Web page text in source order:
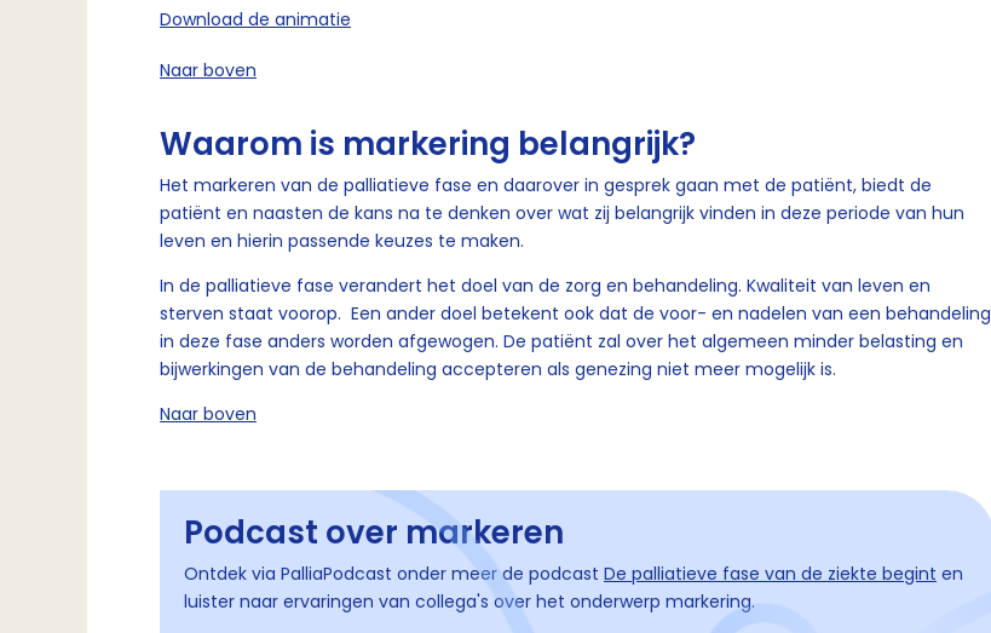
Download de animatie
Naar boven
Waarom is markering belangrijk?
Het markeren van de palliatieve fase en daarover in gesprek gaan met de patiënt, biedt de
patiënt en naasten de kans na te denken over wat zij belangrijk vinden in deze periode van hun
leven en hierin passende keuzes te maken.
In de palliatieve fase verandert het doel van de zorg en behandeling. Kwaliteit van leven en
sterven staat voorop. Een ander doel betekent ook dat de voor- en nadelen van een behandeling
in deze fase anders worden afgewogen. De patiënt zal over het algemeen minder belasting en
bijwerkingen van de behandeling accepteren als genezing niet meer mogelijk is.
Naar boven
Podcast over markeren
Ontdek via PalliaPodcast onder meer de podcast De palliatieve fase van de ziekte begint en
luister naar ervaringen van collega's over het onderwerp markering.